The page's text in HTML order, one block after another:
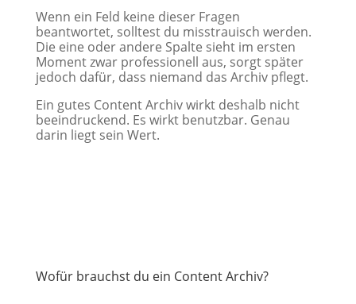
Wenn ein Feld keine dieser Fragen
beantwortet, solltest du misstrauisch werden.
Die eine oder andere Spalte sieht im ersten
Moment zwar professionell aus, sorgt später
jedoch dafür, dass niemand das Archiv pflegt.
Ein gutes Content Archiv wirkt deshalb nicht
beeindruckend. Es wirkt benutzbar. Genau
darin liegt sein Wert.
Wofür brauchst du ein Content Archiv?